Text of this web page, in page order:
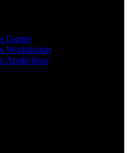
Gamer
Workstation
Apple/Imac